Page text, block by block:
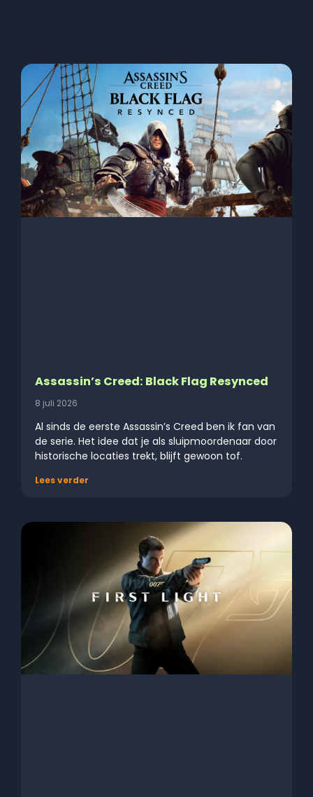
Assassin’s Creed: Black Flag Resynced
8 juli 2026
Al sinds de eerste Assassin’s Creed ben ik fan van
de serie. Het idee dat je als sluipmoordenaar door
historische locaties trekt, blijft gewoon tof.
Lees verder